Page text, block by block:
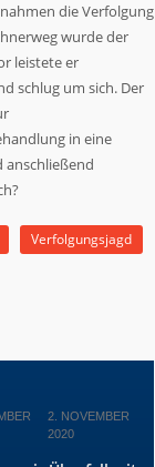
die Verfolgung
wurde der
leistete er
schlug um sich. Der
in eine
anschließend
Verfolgungsjagd
2. NOVEMBER
2020